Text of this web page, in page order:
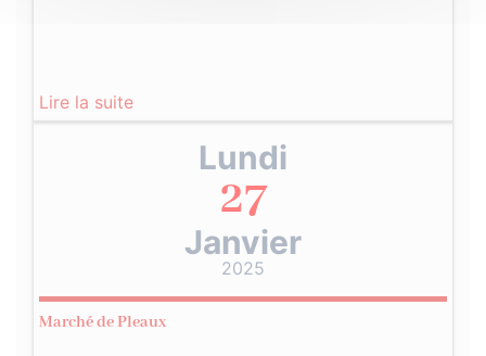
Lire la suite
Lundi
27
Janvier
2025
Marché de Pleaux